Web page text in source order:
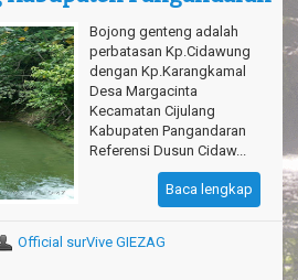
Bojong genteng adalah
perbatasan Kp.Cidawung
dengan Kp.Karangkamal
Desa Margacinta
Kecamatan Cijulang
Kabupaten Pangandaran
Referensi Dusun Cidaw...
Baca lengkap
Official surVive GIEZAG